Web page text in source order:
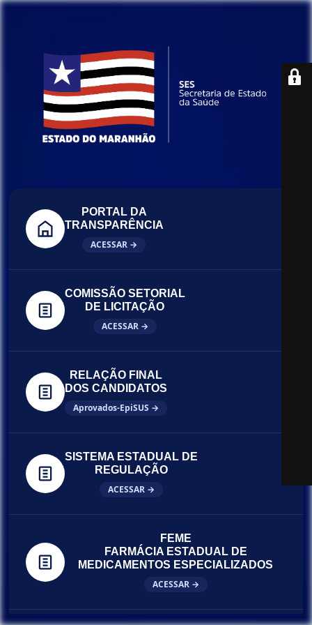
PORTAL DA
TRANSPARÊNCIA
ACESSAR →
COMISSÃO SETORIAL
DE LICITAÇÃO
ACESSAR →
RELAÇÃO FINAL
DOS CANDIDATOS
Aprovados-EpiSUS →
SISTEMA ESTADUAL DE
REGULAÇÃO
ACESSAR →
FEME
FARMÁCIA ESTADUAL DE
MEDICAMENTOS ESPECIALIZADOS
ACESSAR →